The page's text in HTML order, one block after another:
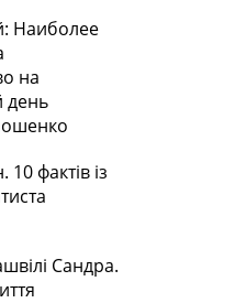
Наиболее
на
день
фактів із
Сандра.